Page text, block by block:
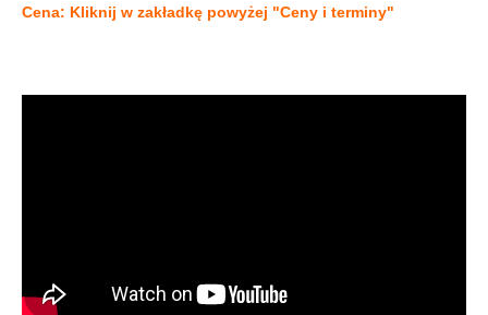
Cena: Kliknij w zakładkę powyżej "Ceny i terminy"